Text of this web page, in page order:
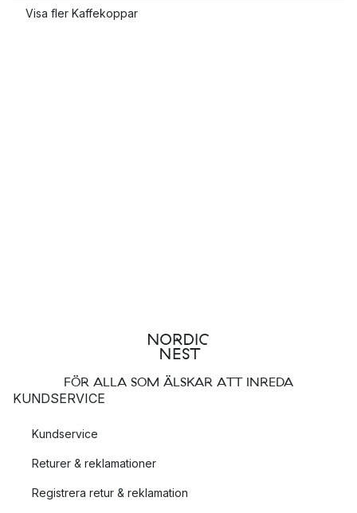
Visa fler Kaffekoppar
FÖR ALLA SOM ÄLSKAR ATT INREDA
KUNDSERVICE
Kundservice
Returer & reklamationer
Registrera retur & reklamation